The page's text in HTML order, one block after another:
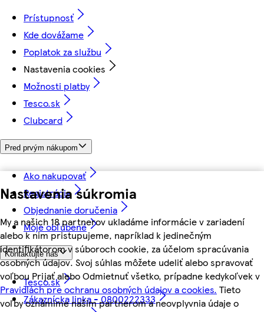
Nastavenia súkromia
My a našich 18 partnerov ukladáme informácie v zariadení
alebo k nim pristupujeme, napríklad k jedinečným
identifikátorom v súboroch cookie, za účelom spracúvania
osobných údajov. Svoj súhlas môžete udeliť alebo spravovať
voľbou Prijať alebo Odmietnuť všetko, prípadne kedykoľvek v
Pravidlách pre ochranu osobných údajov a cookies. Tieto
voľby oznámime našim partnerom a neovplyvnia údaje o
Prístupnosť
Kde dovážame
Poplatok za službu
Nastavenia cookies
Možnosti platby
Tesco.sk
Clubcard
Pred prvým nákupom
Ako nakupovať
Registrácia
Objednanie doručenia
Moje obľúbené
Kontaktujte nás
Tesco.sk
Zákaznícka linka - 0800222333